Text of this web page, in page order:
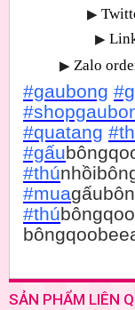
▶
▶
▶ Zalo
#gaubong
#quatang
#gấu
#thú
#mua
#thú
SẢN PHẨM LIÊN